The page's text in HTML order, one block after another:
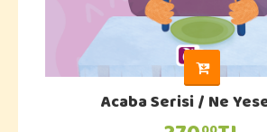
Acaba Serisi / Ne